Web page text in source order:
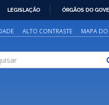
LEGISLAÇÃO ÓRGÃOS DO
ALTO CONTRASTE MAPA DO